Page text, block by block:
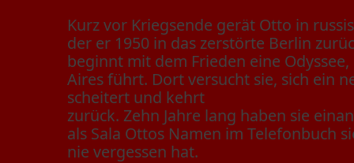
Kurz vor Kriegsende gerät Otto in
der er 1950 in das zerstörte Berlin
beginnt mit dem Frieden eine
Aires führt. Dort versucht sie, sich ein
scheitert und kehrt
zurück. Zehn Jahre lang haben sie
als Sala Ottos Namen im Telefonbuch
nie vergessen hat.